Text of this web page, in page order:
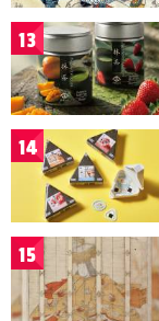
13
14
15